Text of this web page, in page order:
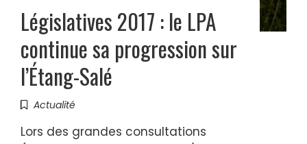
Législatives 2017 : le LPA
continue sa progression sur
l’Étang-Salé
Actualité
Lors des grandes consultations